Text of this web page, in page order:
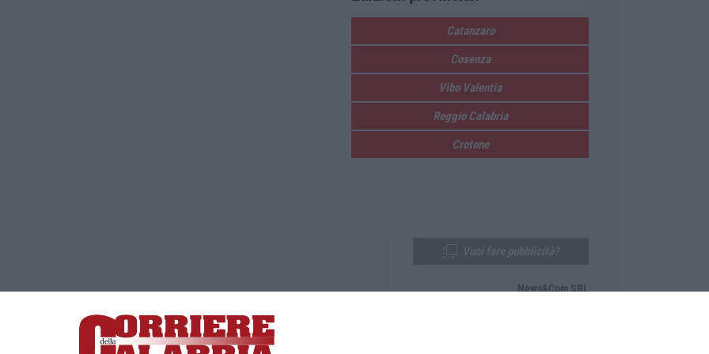
Catanzaro
Cosenza
Vibo Valentia
Reggio Calabria
Crotone
Lamezia Terme (CZ)
responsabile Paola Militano |Privacy
News&Com SRL